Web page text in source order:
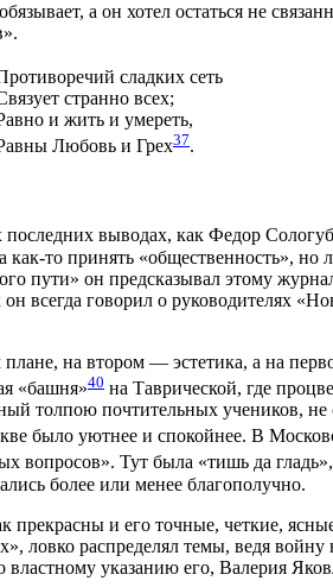
а он хотел остаться не
сладких сеть
странно всех;
и жить и умереть,
Любовь и Грех37.
выводах, как Федор Сологуб
то принять «общественность»,
он предсказывал этому
говорил о руководителях
на втором — эстетика, а на
«башня»40 на Таврической, где
толпою почтительных учеников,
было уютнее и спокойнее. В
вопросов». Тут была «тишь да
более или менее благополучно.
и его точные, четкие,
ловко распределял темы, ведя
властному указанию его, Валерия